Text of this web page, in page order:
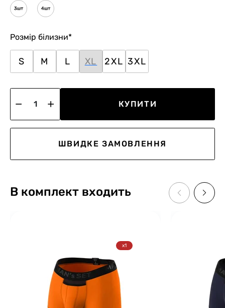
Розмір білизни*
S M L XL 2XL 3XL
КУПИТИ
ШВИДКЕ ЗАМОВЛЕННЯ
В комплект входить
x1